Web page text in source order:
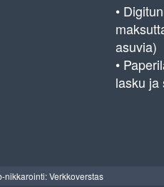
•
asuvia)
•
lasku ja
Verkkoverstas